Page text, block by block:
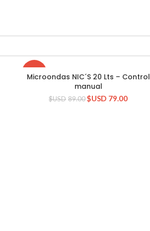
-11%
CONSULTAR STOCK
Microondas NIC´S 20 Lts – Control
manual
$USD 89.00 $USD 79.00